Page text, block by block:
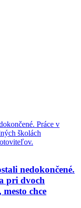
nedokončené.
pri dvoch
chce